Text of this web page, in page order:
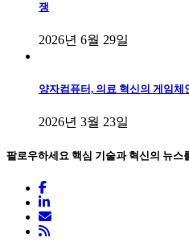
쟁
2026년 6월 29일
양자컴퓨터, 의료 혁신의 게임체
2026년 3월 23일
팔로우하세요 핵심 기술과 혁신의 뉴스